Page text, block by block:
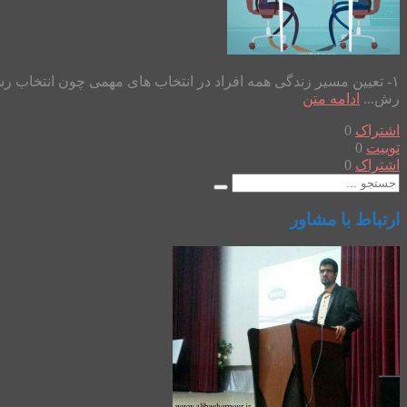
۱- تعیین مسیر زندگی همه افراد در انتخاب های مهمی چون انتخاب
رش... ادامه متن
اشتراک 0
توییت 0
اشتراک 0
ارتباط با مشاور